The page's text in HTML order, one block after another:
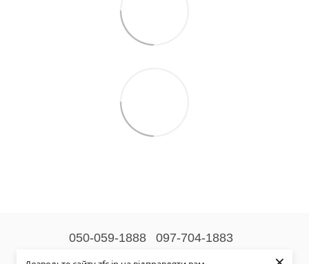
050-059-1888 097-704-1883